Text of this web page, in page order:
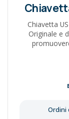
Chiavetta
Originale e
Ordini